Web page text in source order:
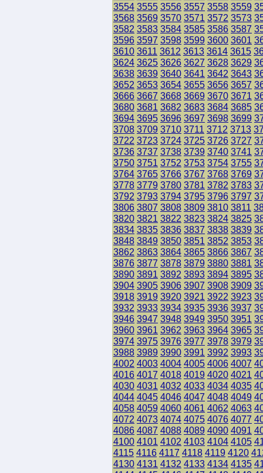
3554 3555 3556 3557 3558 3559
3568 3569 3570 3571 3572 3573
3582 3583 3584 3585 3586 3587
3596 3597 3598 3599 3600 3601
3610 3611 3612 3613 3614 3615
3624 3625 3626 3627 3628 3629
3638 3639 3640 3641 3642 3643
3652 3653 3654 3655 3656 3657
3666 3667 3668 3669 3670 3671
3680 3681 3682 3683 3684 3685
3694 3695 3696 3697 3698 3699
3708 3709 3710 3711 3712 3713
3722 3723 3724 3725 3726 3727
3736 3737 3738 3739 3740 3741
3750 3751 3752 3753 3754 3755
3764 3765 3766 3767 3768 3769
3778 3779 3780 3781 3782 3783
3792 3793 3794 3795 3796 3797
3806 3807 3808 3809 3810 3811
3820 3821 3822 3823 3824 3825
3834 3835 3836 3837 3838 3839
3848 3849 3850 3851 3852 3853
3862 3863 3864 3865 3866 3867
3876 3877 3878 3879 3880 3881
3890 3891 3892 3893 3894 3895
3904 3905 3906 3907 3908 3909
3918 3919 3920 3921 3922 3923
3932 3933 3934 3935 3936 3937
3946 3947 3948 3949 3950 3951
3960 3961 3962 3963 3964 3965
3974 3975 3976 3977 3978 3979
3988 3989 3990 3991 3992 3993
4002 4003 4004 4005 4006 4007
4016 4017 4018 4019 4020 4021
4030 4031 4032 4033 4034 4035
4044 4045 4046 4047 4048 4049
4058 4059 4060 4061 4062 4063
4072 4073 4074 4075 4076 4077
4086 4087 4088 4089 4090 4091
4100 4101 4102 4103 4104 4105
4115 4116 4117 4118 4119 4120
4130 4131 4132 4133 4134 4135